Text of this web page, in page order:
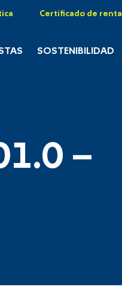
Certificado de renta
SOSTENIBILIDAD
–